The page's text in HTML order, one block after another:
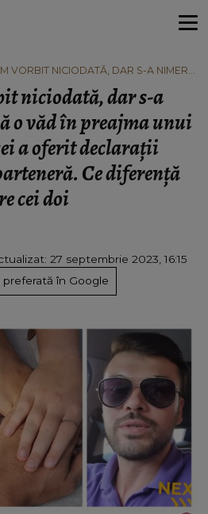
VORBIT NICIODATĂ, DAR S-A NIMERIT
DECLARAȚII DESPRE NOUA LUI
CE DIFERENȚĂ DE VÂRSTĂ ESTE
niciodată, dar s-a
o văd în preajma unui
a oferit declarații
Ce diferență
cei doi
27 septembrie 2023, 16:15
în Google